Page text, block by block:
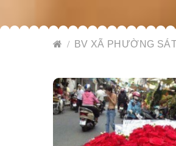
BV XÃ PHƯỜNG